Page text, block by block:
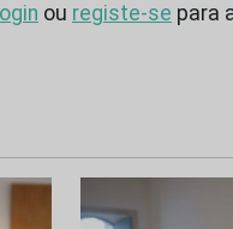
login ou registe-se para